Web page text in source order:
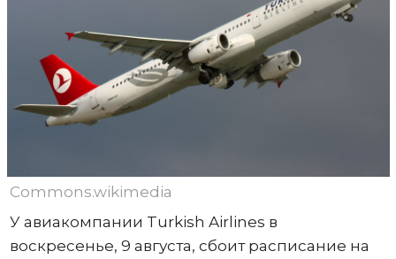
Commons.wikimedia
У авиакомпании Turkish Airlines в
воскресенье, 9 августа, сбоит расписание на